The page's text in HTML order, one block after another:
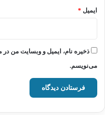
ایمیل *
ذخیره نام، ایمیل و وبسایت من در
می‌نویسم.